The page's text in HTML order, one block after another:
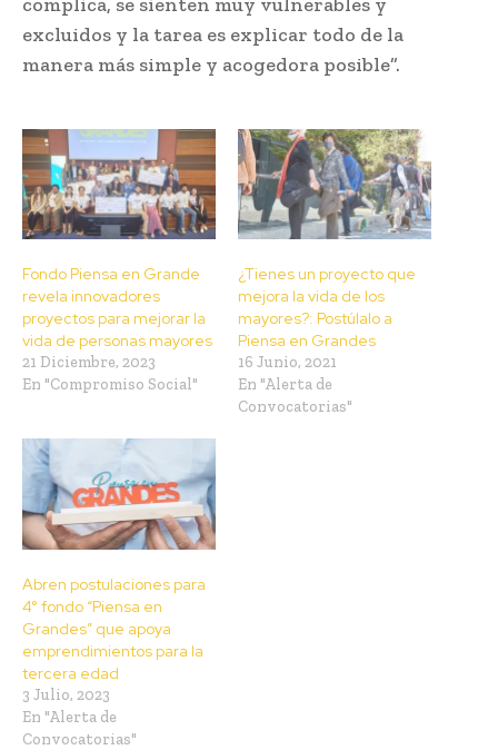
excluidos y la tarea es explicar todo de la
manera más simple y acogedora posible”.
Fondo Piensa en Grande
revela innovadores
proyectos para mejorar la
vida de personas mayores
21 Diciembre, 2023
En "Compromiso Social"
¿Tienes un proyecto que
mejora la vida de los
mayores?: Postúlalo a
Piensa en Grandes
16 Junio, 2021
En "Alerta de
Convocatorias"
Abren postulaciones para
4° fondo “Piensa en
Grandes” que apoya
emprendimientos para la
tercera edad
3 Julio, 2023
En "Alerta de
Convocatorias"